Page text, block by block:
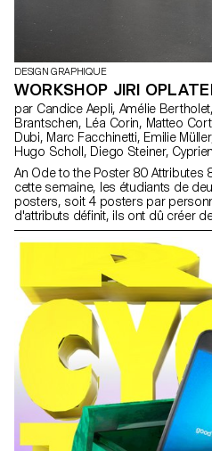
DESIGN GRAPHIQUE
WORKSHOP JIRI
par Candice Aepli, Amélie Bertholet, Coraline Beyeler, Delphine
Brantschen, Léa Corin, Matteo Cortesi, Mathilde Driebold, Eliot
Dubi, Marc Facchinetti, Emilie Müller, Dorian Pangallo, Paul Paturel,
Hugo Scholl, Diego Steiner, Cyprien Valenza, Alfredo Venti, Arnaud
An Ode to the Poster 80 Attributes
cette semaine, les étudiants de
posters, soit 4 posters par
d'attributs définit, ils ont dû créer
concept autour de ces derniers.